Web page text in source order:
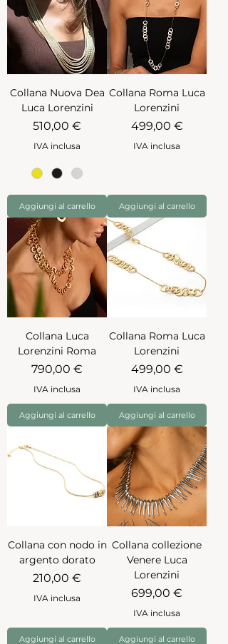
Collana Nuova Dea
Luca Lorenzini
Prezzo
510,00 €
IVA inclusa
Aggiungi al carrello
Collana Roma Luca
Lorenzini
Prezzo
499,00 €
IVA inclusa
Aggiungi al carrello
Collana Luca
Lorenzini Roma
Prezzo
790,00 €
IVA inclusa
Aggiungi al carrello
Collana Roma Luca
Lorenzini
Prezzo
499,00 €
IVA inclusa
Aggiungi al carrello
Collana con nodo in
argento dorato
Prezzo
210,00 €
IVA inclusa
Aggiungi al carrello
Collana collezione
Venere Luca
Lorenzini
Prezzo
699,00 €
IVA inclusa
Aggiungi al carrello